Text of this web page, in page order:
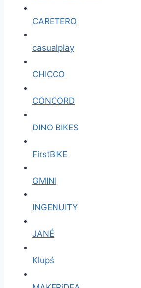
CARETERO
casualplay
CHICCO
CONCORD
DINO BIKES
FirstBIKE
GMINI
INGENUITY
JANÉ
Klupś